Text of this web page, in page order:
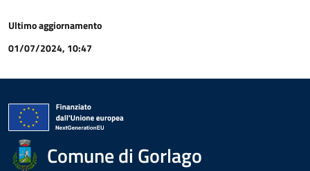
Ultimo aggiornamento
01/07/2024, 10:47
Comune di Gorlago